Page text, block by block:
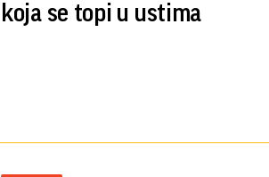
koja se topi u ustima